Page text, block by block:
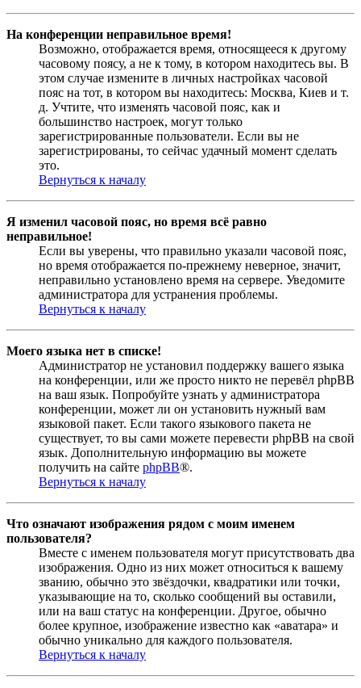
На конференции неправильное время!
Возможно, отображается время, относящееся к другому
часовому поясу, а не к тому, в котором находитесь вы. В
этом случае измените в личных настройках часовой
пояс на тот, в котором вы находитесь: Москва, Киев и т.
д. Учтите, что изменять часовой пояс, как и
большинство настроек, могут только
зарегистрированные пользователи. Если вы не
зарегистрированы, то сейчас удачный момент сделать
это.
Вернуться к началу
Я изменил часовой пояс, но время всё равно
неправильное!
Если вы уверены, что правильно указали часовой пояс,
но время отображается по-прежнему неверное, значит,
неправильно установлено время на сервере. Уведомите
администратора для устранения проблемы.
Вернуться к началу
Моего языка нет в списке!
Администратор не установил поддержку вашего языка
на конференции, или же просто никто не перевёл phpBB
на ваш язык. Попробуйте узнать у администратора
конференции, может ли он установить нужный вам
языковой пакет. Если такого языкового пакета не
существует, то вы сами можете перевести phpBB на свой
язык. Дополнительную информацию вы можете
получить на сайте phpBB®.
Вернуться к началу
Что означают изображения рядом с моим именем
пользователя?
Вместе с именем пользователя могут присутствовать два
изображения. Одно из них может относиться к вашему
званию, обычно это звёздочки, квадратики или точки,
указывающие на то, сколько сообщений вы оставили,
или на ваш статус на конференции. Другое, обычно
более крупное, изображение известно как «аватара» и
обычно уникально для каждого пользователя.
Вернуться к началу